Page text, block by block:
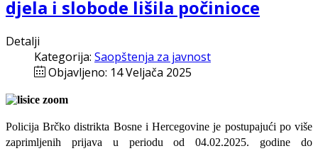
djela i slobode lišila počinioce
Detalji
Kategorija: Saopštenja za javnost
Objavljeno: 14 Veljača 2025
Policija Brčko distrikta Bosne i Hercegovine je postupajući po više
zaprimljenih prijava u periodu od 04.02.2025. godine do